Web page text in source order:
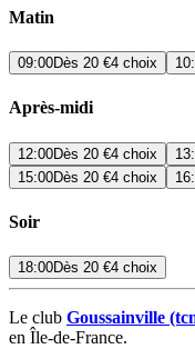
Matin
09:00Dès 20 €4 choix
Après-midi
12:00Dès 20 €4 choix
15:00Dès 20 €4 choix
Soir
18:00Dès 20 €4 choix
Le club Goussainville
en Île-de-France.